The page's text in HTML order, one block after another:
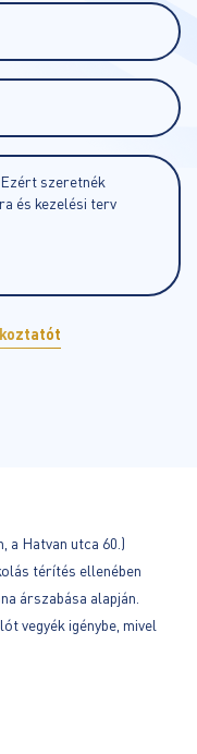
a Hatvan utca 60.)
térítés ellenében
árszabása alapján.
vegyék igénybe, mivel